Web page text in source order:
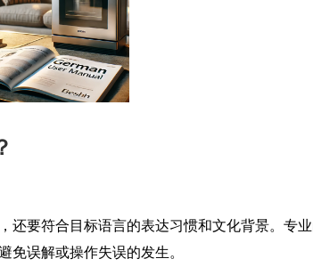
还要符合目标语言的表达习惯和文化背景。专
免误解或操作失误的发生。